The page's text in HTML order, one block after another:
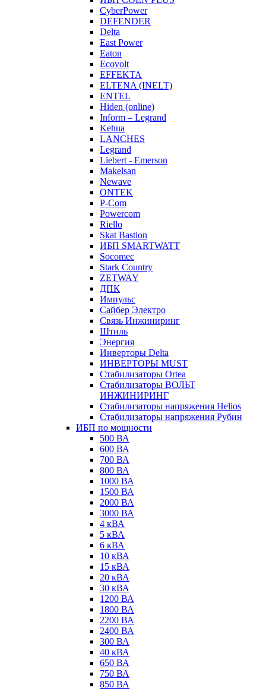
CyberPower
DEFENDER
Delta
East Power
Eaton
Ecovolt
EFFEKTA
ELTENA (INELT)
ENTEL
Hiden (online)
Inform – Legrand
Kehua
LANCHES
Legrand
Liebert - Emerson
Makelsan
Newave
ONTEK
P-Com
Powercom
Riello
Skat Bastion
ИБП SMARTWATT
Socomec
Stark Country
ZETWAY
ДПК
Импульс
Сайбер Электро
Связь Инжиниринг
Штиль
Энергия
Инверторы Delta
ИНВЕРТОРЫ MUST
Стабилизаторы Ortea
Стабилизаторы ВОЛЬТ
ИНЖИНИРИНГ
Стабилизаторы напряжения Helios
Стабилизаторы напряжения Рубин
ИБП по мощности
500 ВА
600 ВА
700 ВА
800 ВА
1000 ВА
1500 ВА
2000 ВА
3000 ВА
4 кВА
5 кВА
6 кВА
10 кВА
15 кВА
20 кВА
30 кВА
1200 ВА
1800 ВА
2200 ВА
2400 ВА
300 ВА
40 кВА
650 ВА
750 ВА
850 ВА